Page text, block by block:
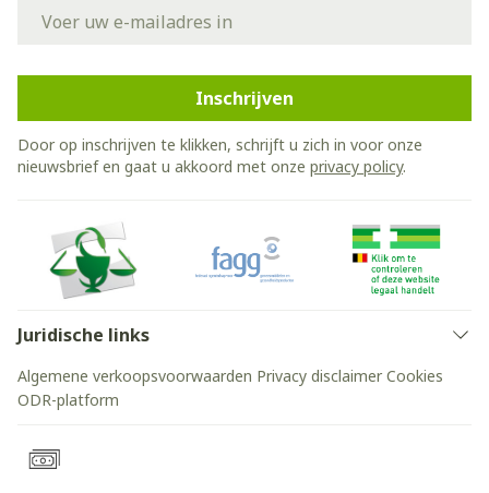
Inschrijven
Door op inschrijven te klikken, schrijft u zich in voor onze
nieuwsbrief en gaat u akkoord met onze privacy policy.
Juridische links
Algemene verkoopsvoorwaarden Privacy disclaimer Cookies
ODR-platform